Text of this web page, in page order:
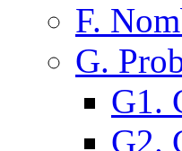
F.
G.
G1.
G2.